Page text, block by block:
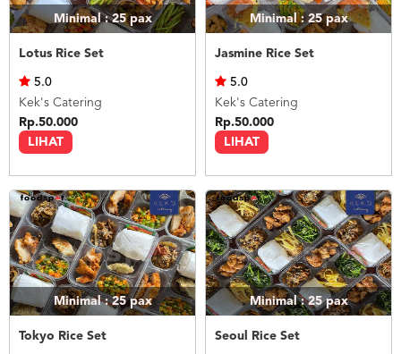
Minimal : 25pax
Lotus Rice Set
LIHAT
5.0
Kek's Catering
Rp.50.000
Minimal : 25pax
Jasmine Rice Set
LIHAT
5.0
Kek's Catering
Rp.50.000
Minimal : 25pax
Tokyo Rice Set
Minimal : 25pax
Seoul Rice Set